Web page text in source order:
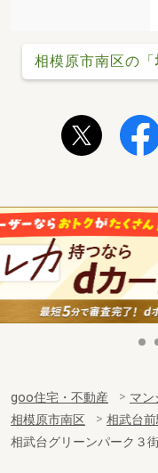
相模原市南区の「
goo住宅・不動産 マン
相模原市南区
相武台
相武台グリーンパーク３